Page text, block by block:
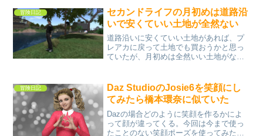
冒険日記
セカンドライフの月初めは道路沿
いで安くていい土地が全然ない
道路沿いに安くていい土地があれば、プ
レアカに戻って土地でも買おうかと思っ
ていたが、月初めは全然いい土地がな
冒険日記
Daz StudioのJosie6を笑顔にし
てみたら橋本環奈に似ていた
Dazの場合どのように笑顔を作るかによ
って顔が違ってくる。今回は今まで使っ
たことのない笑顔ポーズを使ってみた。